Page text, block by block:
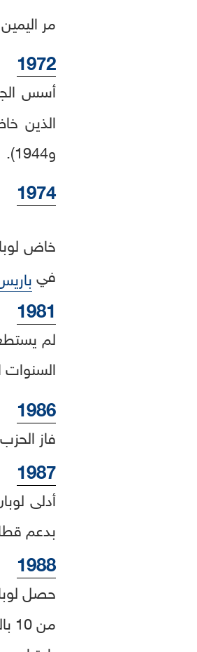
مر
1972
أسس
و1944).
1974
في
1981
لم
السنوات
1986
فاز
1987
أدلى
بدعم
1988
حصل لوبان على 14.4
من 10 بالمئة من الأصوات في